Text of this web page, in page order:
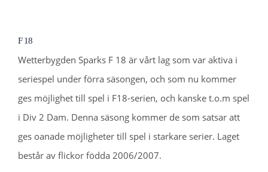
F 18
Wetterbygden Sparks F 18 är vårt lag som var aktiva i
seriespel under förra säsongen, och som nu kommer
ges möjlighet till spel i F18-serien, och kanske t.o.m spel
i Div 2 Dam. Denna säsong kommer de som satsar att
ges oanade möjligheter till spel i starkare serier. Laget
består av flickor födda 2006/2007.